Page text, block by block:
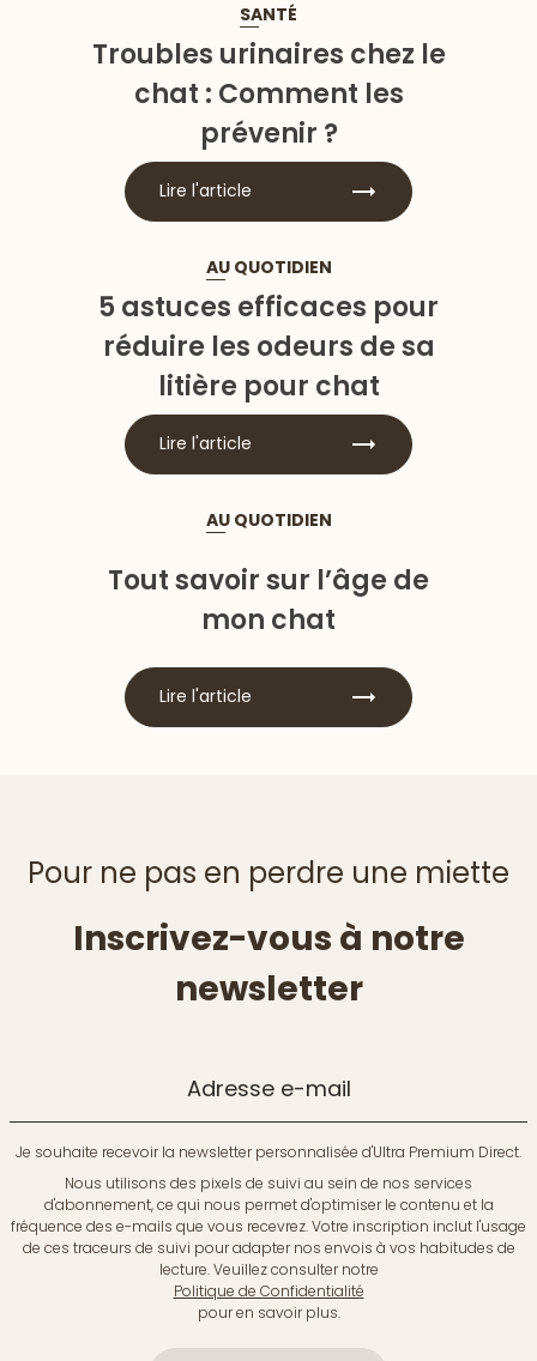
SANTÉ
Troubles urinaires chez le
chat : Comment les
prévenir ?
Lire l'article
AU QUOTIDIEN
5 astuces efficaces pour
réduire les odeurs de sa
litière pour chat
Lire l'article
AU QUOTIDIEN
Tout savoir sur l’âge de
mon chat
Lire l'article
Pour ne pas en perdre une miette
Inscrivez-vous à notre
newsletter
Adresse e-mail
Je souhaite recevoir la newsletter personnalisée d'Ultra Premium Direct.
Nous utilisons des pixels de suivi au sein de nos services
d'abonnement, ce qui nous permet d'optimiser le contenu et la
fréquence des e-mails que vous recevrez. Votre inscription inclut l'usage
de ces traceurs de suivi pour adapter nos envois à vos habitudes de
lecture. Veuillez consulter notre
Politique de Confidentialité
pour en savoir plus.